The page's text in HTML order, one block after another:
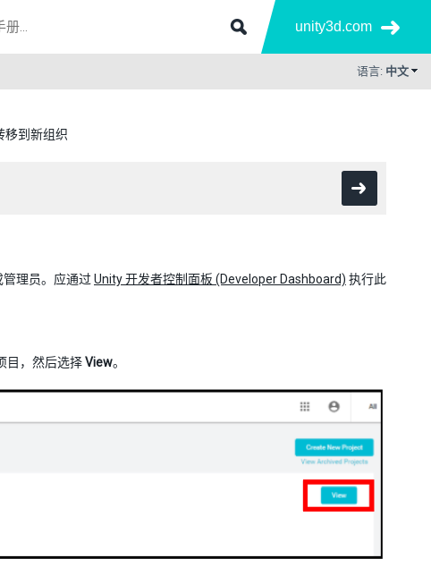
unity3d.com
语言: 中文
移到新组织
理员。应通过 Unity 开发者控制面板 (Developer Dashboard) 执行此
目，然后选择View。